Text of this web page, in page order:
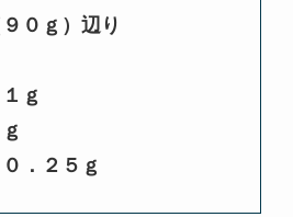
０ｇ）辺り
ｇ
．２５ｇ